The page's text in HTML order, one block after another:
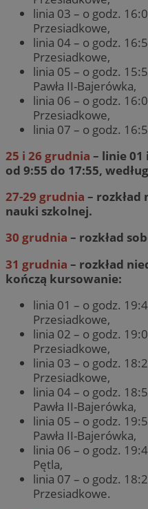
linia 03 – o godz.
Przesiadkowe,
linia 04 – o godz.
Przesiadkowe,
linia 05 – o godz.
Pawła II-Bajerówka,
linia 06 – o godz.
Przesiadkowe,
linia 07 – o godz.
25 i 26 grudnia – linie 01
od 9:55 do 17:55,
27-29 grudnia – rozkład
nauki szkolnej.
30 grudnia – rozkład
31 grudnia – rozkład
kończą kursowanie:
linia 01 – o godz.
Przesiadkowe,
linia 02 – o godz.
Przesiadkowe,
linia 03 – o godz.
Przesiadkowe,
linia 04 – o godz.
Pawła II-Bajerówka,
linia 05 – o godz.
Pawła II-Bajerówka,
linia 06 – o godz.
Pętla,
linia 07 – o godz.
Przesiadkowe.